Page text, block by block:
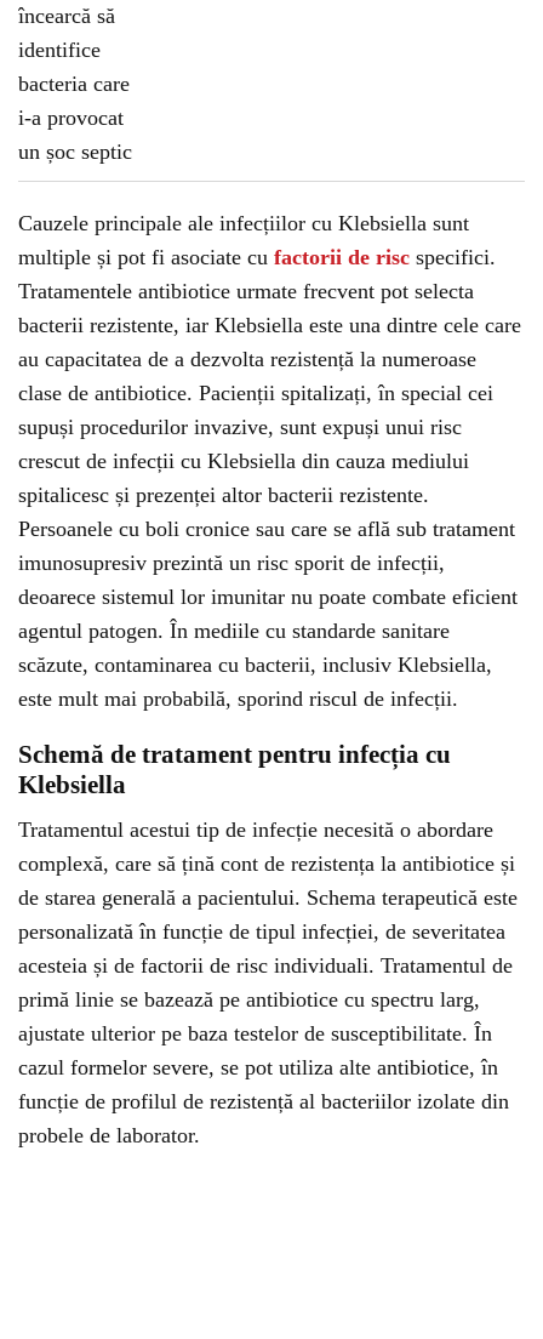
Cauzele principale ale infecțiilor cu Klebsiella sunt
multiple și pot fi asociate cu factorii de risc specifici.
Tratamentele antibiotice urmate frecvent pot selecta
bacterii rezistente, iar Klebsiella este una dintre cele care
au capacitatea de a dezvolta rezistență la numeroase
clase de antibiotice. Pacienții spitalizați, în special cei
supuși procedurilor invazive, sunt expuși unui risc
crescut de infecții cu Klebsiella din cauza mediului
spitalicesc și prezenței altor bacterii rezistente.
Persoanele cu boli cronice sau care se află sub tratament
imunosupresiv prezintă un risc sporit de infecții,
deoarece sistemul lor imunitar nu poate combate eficient
agentul patogen. În mediile cu standarde sanitare
scăzute, contaminarea cu bacterii, inclusiv Klebsiella,
este mult mai probabilă, sporind riscul de infecții.
Schemă de tratament pentru infecția cu
Klebsiella
Tratamentul acestui tip de infecție necesită o abordare
complexă, care să țină cont de rezistența la antibiotice și
de starea generală a pacientului. Schema terapeutică este
personalizată în funcție de tipul infecției, de severitatea
acesteia și de factorii de risc individuali. Tratamentul de
primă linie se bazează pe antibiotice cu spectru larg,
ajustate ulterior pe baza testelor de susceptibilitate. În
cazul formelor severe, se pot utiliza alte antibiotice, în
funcție de profilul de rezistență al bacteriilor izolate din
probele de laborator.